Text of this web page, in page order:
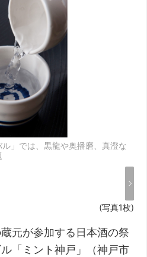
ル」では、黒龍や奥播磨、真澄な
(写真1枚)
元が参加する日本酒の祭
「ミント神戸」（神戸市